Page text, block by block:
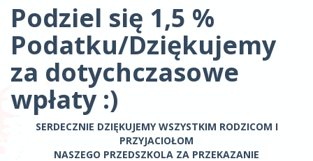
Podziel się 1,5 %
Podatku/Dziękujemy
za dotychczasowe
wpłaty :)
SERDECZNIE DZIĘKUJEMY WSZYSTKIM RODZICOM I
PRZYJACIOŁOM
NASZEGO PRZEDSZKOLA ZA PRZEKAZANIE